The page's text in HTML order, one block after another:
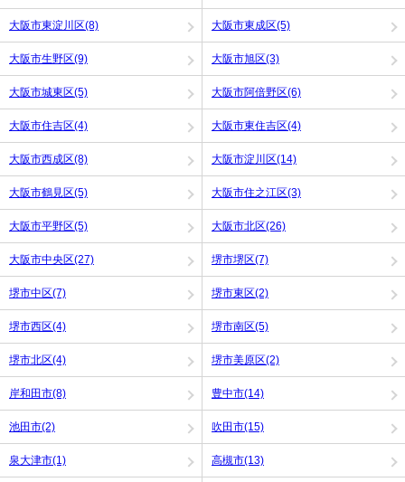
大阪市東淀川区(8) 大阪市東成区(5)
大阪市生野区(9) 大阪市旭区(3)
大阪市城東区(5) 大阪市阿倍野区(6)
大阪市住吉区(4) 大阪市東住吉区(4)
大阪市西成区(8) 大阪市淀川区(14)
大阪市鶴見区(5) 大阪市住之江区(3)
大阪市平野区(5) 大阪市北区(26)
大阪市中央区(27) 堺市堺区(7)
堺市中区(7) 堺市東区(2)
堺市西区(4) 堺市南区(5)
堺市北区(4) 堺市美原区(2)
岸和田市(8) 豊中市(14)
池田市(2) 吹田市(15)
泉大津市(1) 高槻市(13)